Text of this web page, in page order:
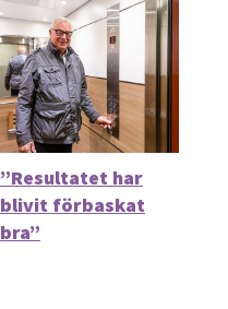
”Resultatet har
blivit förbaskat
bra”